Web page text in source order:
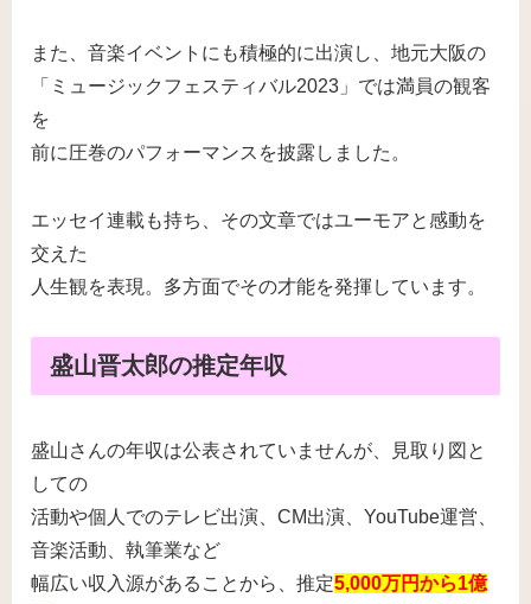
また、音楽イベントにも積極的に出演し、地元大阪の
「ミュージックフェスティバル2023」では満員の観客
を
前に圧巻のパフォーマンスを披露しました。
エッセイ連載も持ち、その文章ではユーモアと感動を
交えた
人生観を表現。多方面でその才能を発揮しています。
盛山晋太郎の推定年収
盛山さんの年収は公表されていませんが、見取り図と
しての
活動や個人でのテレビ出演、CM出演、YouTube運営、
音楽活動、執筆業など
幅広い収入源があることから、推定5,000万円から1億